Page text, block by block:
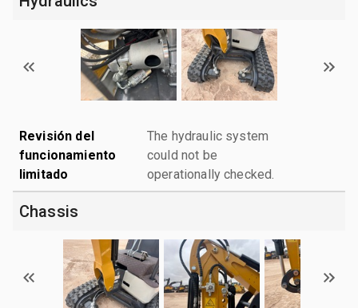
Revisión del
funcionamiento
limitado
The hydraulic system
could not be
operationally checked.
Chassis